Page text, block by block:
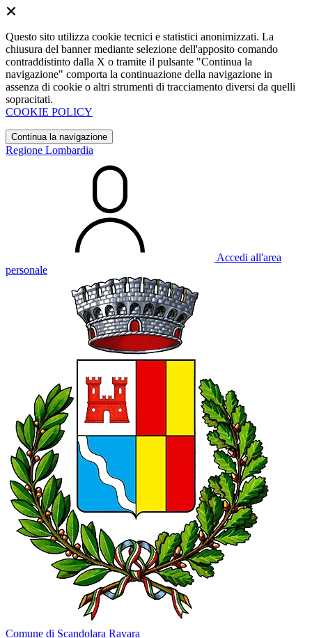
Questo sito utilizza cookie tecnici e statistici anonimizzati. La
chiusura del banner mediante selezione dell'apposito comando
contraddistinto dalla X o tramite il pulsante "Continua la
navigazione" comporta la continuazione della navigazione in
assenza di cookie o altri strumenti di tracciamento diversi da quelli
sopracitati.
COOKIE POLICY
Continua la navigazione
Regione Lombardia
Accedi all'area
personale
Comune di Scandolara Ravara